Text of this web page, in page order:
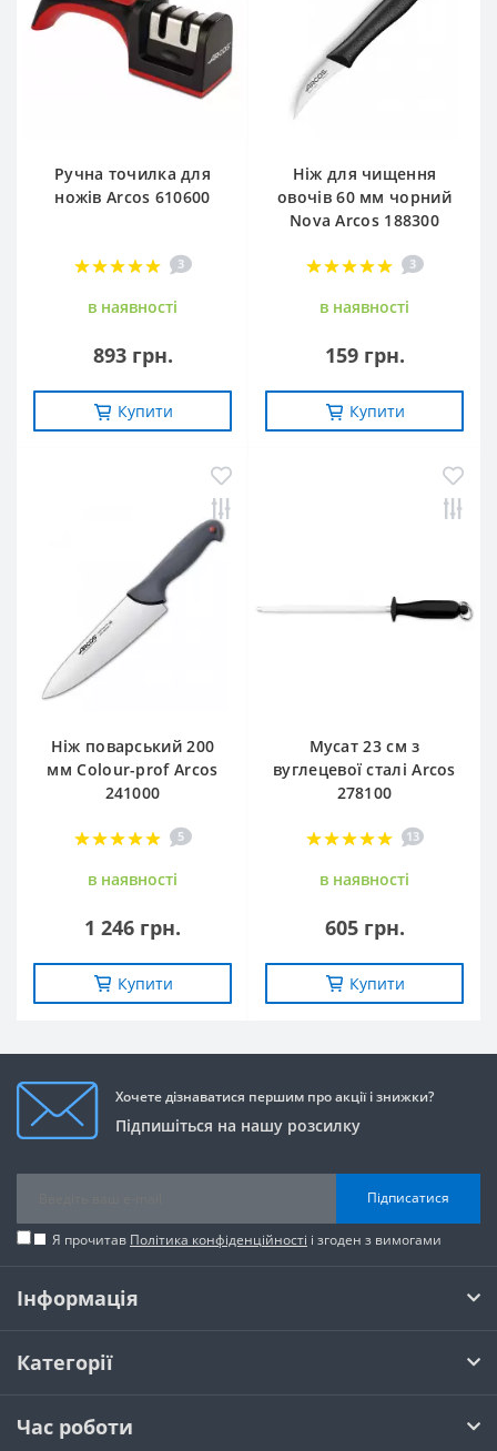
Ручна точилка для
ножів Arcos 610600
3
в наявностi
893 грн.
Купити
Ніж для чищення
овочів 60 мм чорний
Nova Arcos 188300
3
в наявностi
159 грн.
Купити
Ніж поварський 200
мм Сolour-prof Arcos
241000
5
в наявностi
1 246 грн.
Купити
Мусат 23 см з
вуглецевої сталі Arcos
278100
13
в наявностi
605 грн.
Купити
Хочете дізнаватися першим про акції і знижки?
Підпишіться на нашу розсилку
Підписатися
Я прочитав Політика конфіденційності і згоден з вимогами
Інформація
Категорії
Час роботи